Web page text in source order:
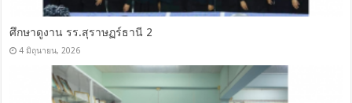
ศึกษาดูงาน รร.สุราษฏร์ธานี 2
4 มิถุนายน, 2026